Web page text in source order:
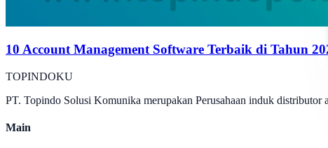
10 Account Management Software Terbaik di Tahun
TOPINDOKU
PT. Topindo Solusi Komunika merupakan Perusahaan induk distributor
Main